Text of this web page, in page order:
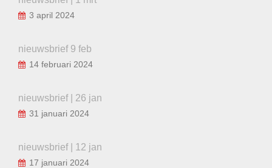
3 april 2024
nieuwsbrief 9 feb
14 februari 2024
nieuwsbrief | 26 jan
31 januari 2024
nieuwsbrief | 12 jan
17 januari 2024